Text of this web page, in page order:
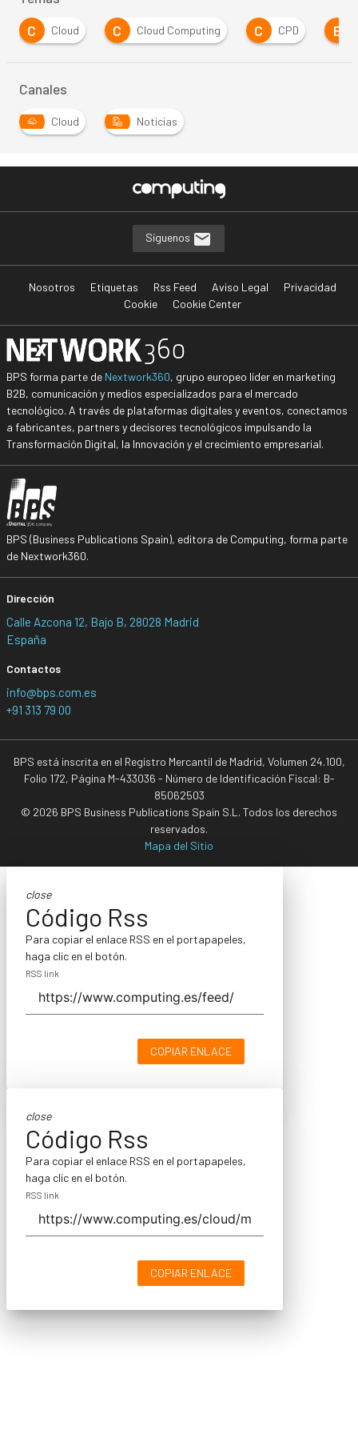
C
Cloud C Cloud Computing C CPD E
Canales
Cloud
Noticias
Síguenos
Nosotros Etiquetas Rss Feed Aviso Legal
Privacidad
Cookie
Cookie Center
BPS forma parte de Nextwork360, grupo europeo líder en marketing
B2B, comunicación y medios especializados para el mercado
tecnológico. A través de plataformas digitales y eventos, conectamos
a fabricantes, partners y decisores tecnológicos impulsando la
Transformación Digital, la Innovación y el crecimiento empresarial.
BPS (Business Publications Spain), editora de Computing, forma parte
de Nextwork360.
Dirección
Calle Azcona 12, Bajo B, 28028 Madrid
España
Contactos
info@bps.com.es
+91 313 79 00
BPS está inscrita en el Registro Mercantil de Madrid, Volumen 24.100,
Folio 172, Página M-433036 - Número de Identificación Fiscal: B-
85062503
© 2026 BPS Business Publications Spain S.L. Todos los derechos
reservados.
Mapa del Sitio
close
Código Rss
Para copiar el enlace RSS en el portapapeles,
haga clic en el botón.
RSS link
COPIAR ENLACE
close
Código Rss
Para copiar el enlace RSS en el portapapeles,
haga clic en el botón.
RSS link
COPIAR ENLACE